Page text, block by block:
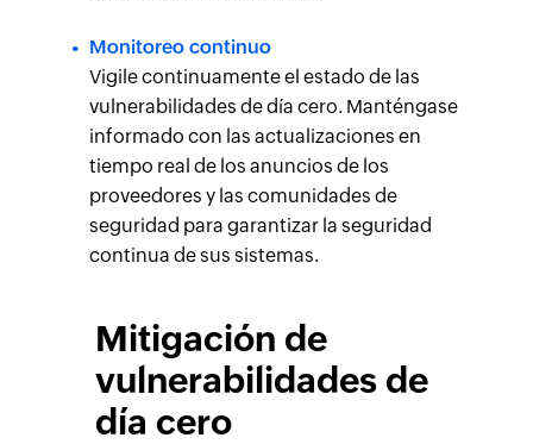
Monitoreo continuo
Vigile continuamente el estado de las
vulnerabilidades de día cero. Manténgase
informado con las actualizaciones en
tiempo real de los anuncios de los
proveedores y las comunidades de
seguridad para garantizar la seguridad
continua de sus sistemas.
Mitigación de
vulnerabilidades de
día cero